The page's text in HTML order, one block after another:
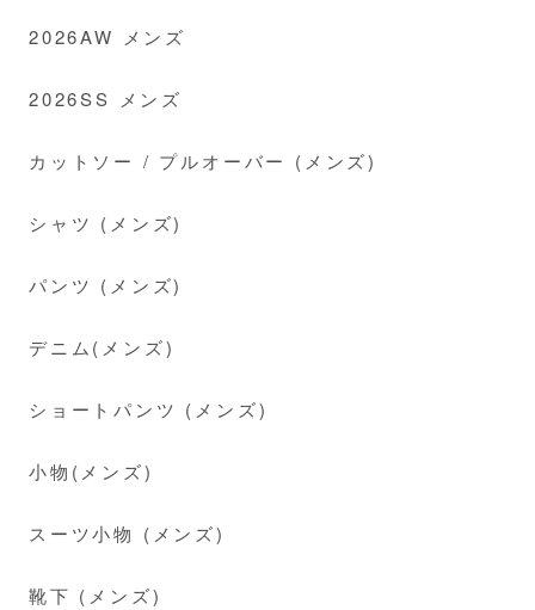
2026AW メンズ
2026SS メンズ
カットソー / プルオーバー (メンズ)
シャツ (メンズ)
パンツ (メンズ)
デニム(メンズ)
ショートパンツ (メンズ)
小物(メンズ)
スーツ小物 (メンズ)
靴下 (メンズ)